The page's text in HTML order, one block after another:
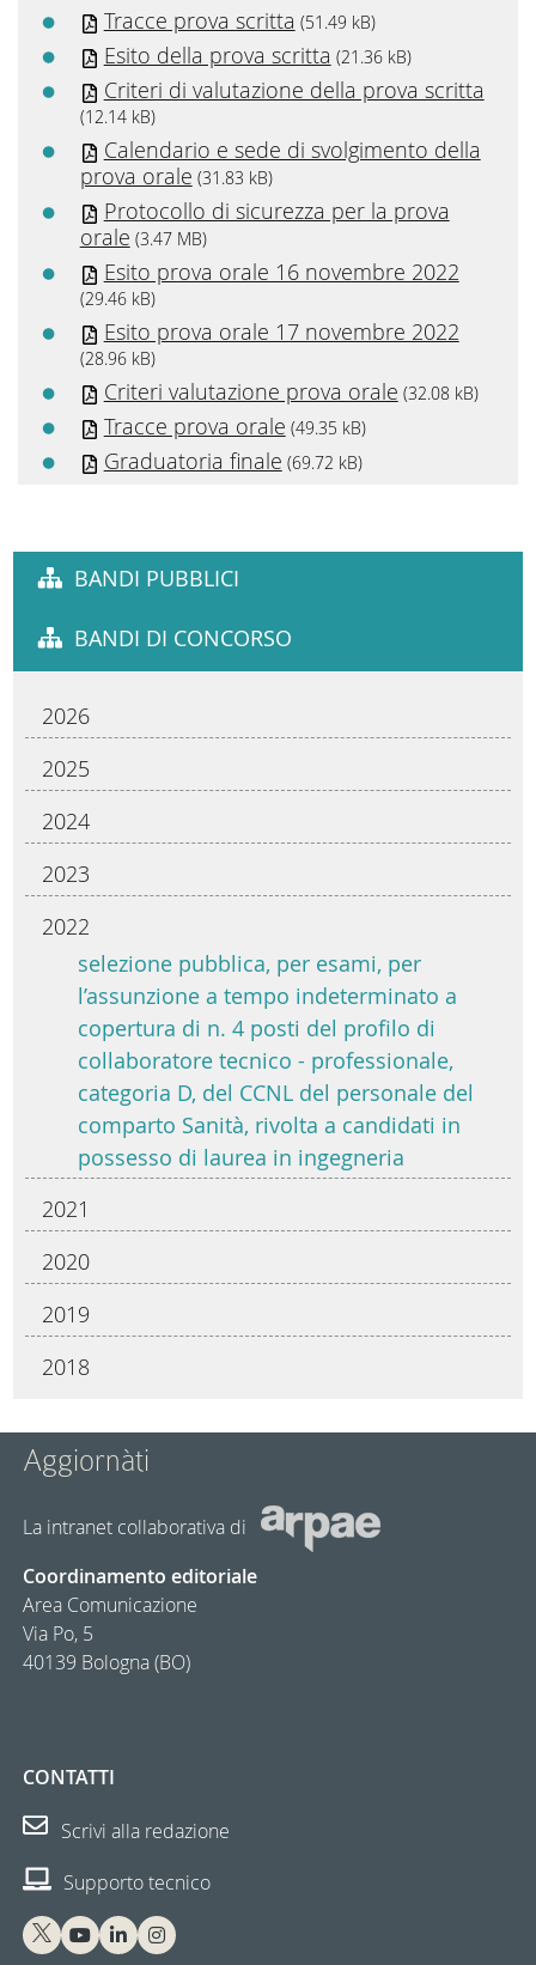
Tracce prova scritta (51.49 kB)
Esito della prova scritta (21.36 kB)
Criteri di valutazione della prova scritta
(12.14 kB)
Calendario e sede di svolgimento della
prova orale (31.83 kB)
Protocollo di sicurezza per la prova
orale (3.47 MB)
Esito prova orale 16 novembre 2022
(29.46 kB)
Esito prova orale 17 novembre 2022
(28.96 kB)
Criteri valutazione prova orale (32.08 kB)
Tracce prova orale (49.35 kB)
Graduatoria finale (69.72 kB)
BANDI PUBBLICI
BANDI DI CONCORSO
2026
2025
2024
2023
2022
selezione pubblica, per esami, per
l’assunzione a tempo indeterminato a
copertura di n. 4 posti del profilo di
collaboratore tecnico - professionale,
categoria D, del CCNL del personale del
comparto Sanità, rivolta a candidati in
possesso di laurea in ingegneria
2021
2020
2019
2018
Aggiornàti
La intranet collaborativa di
Coordinamento editoriale
Area Comunicazione
Via Po, 5
40139 Bologna (BO)
CONTATTI
Scrivi alla redazione
Supporto tecnico